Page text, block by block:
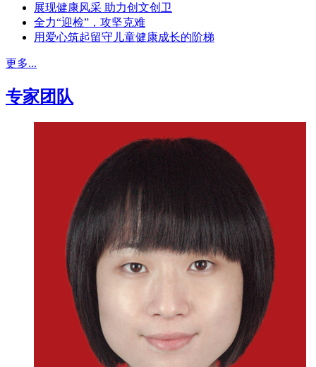
展现健康风采 助力创文创卫
全力“迎检”，攻坚克难
用爱心筑起留守儿童健康成长的阶梯
更多...
专家团队